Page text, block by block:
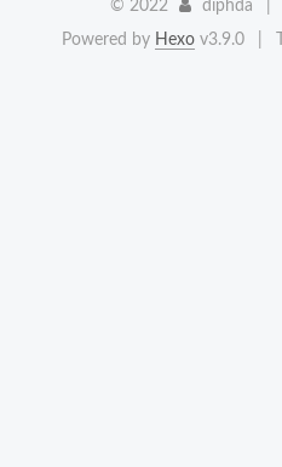
© 2022 diphda
Powered by Hexov3.9.0